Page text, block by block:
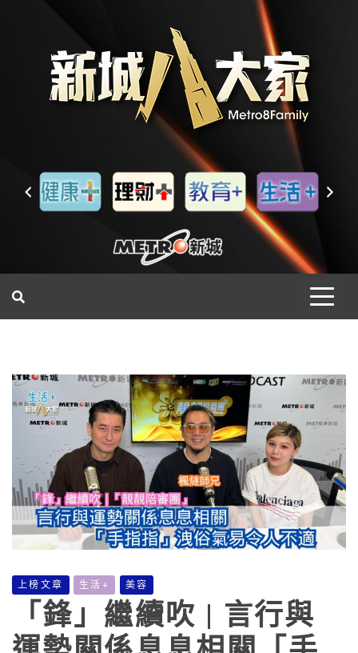
上榜文章 生活+ 美容
「鋒」繼續吹 | 言行與